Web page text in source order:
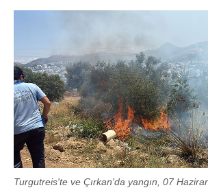
Turgutreis'te ve Çırkan'da yangın, 07